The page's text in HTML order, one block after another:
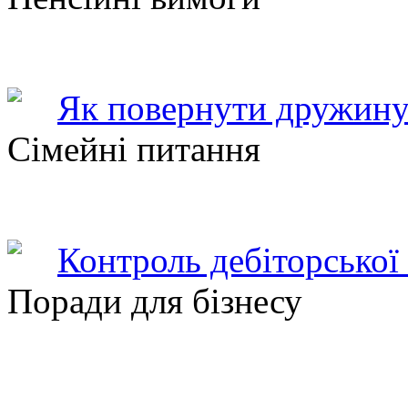
Як повернути
Сімейні питання
Контроль
Поради для бізнесу